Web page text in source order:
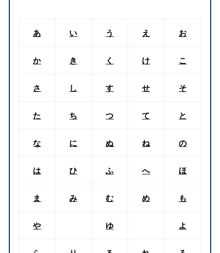
あ い う え お
か き く け こ
さ し す せ そ
た ち つ て と
な に ぬ ね の
は ひ ふ へ ほ
ま み む め も
や ゆ よ